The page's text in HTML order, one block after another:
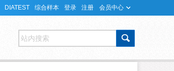
DIATEST 综合样本 登录 注册 会员中心
站内搜索